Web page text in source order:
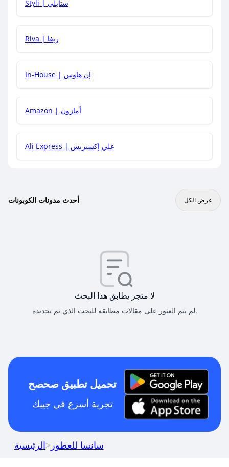
هل يمكنني جمع كود خصم مع العروض الأخرى؟
Styli | ستايلي
Riva | ريفا
In-House | إن هاوس
Amazon | أمازون
Ali Express | علي إكسبريس
أحدث مدونات الكوبونات عرض الكل
لا متجر يطابق هذا البحث
لم يتم العثور على مقالات مطابقة للبحث الذي تم تحديده.
تحميل تطبيق صحصح
تجربة أسرع في جيبك
الرئيسية> سانسا للعطور